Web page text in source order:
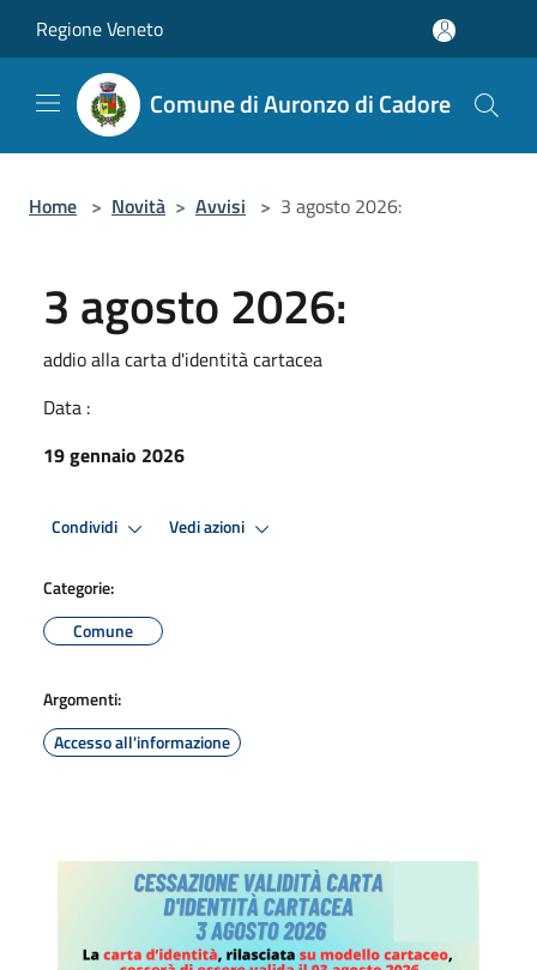
Regione Veneto
Comune di Auronzo di Cadore
Home > Novità > Avvisi > 3 agosto 2026:
3 agosto 2026:
addio alla carta d'identità cartacea
Data :
19 gennaio 2026
Condividi Vedi azioni
Categorie:
Comune
Argomenti:
Accesso all'informazione